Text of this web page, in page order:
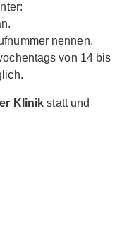
nennen.
von 14 bis
Klinik statt und